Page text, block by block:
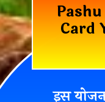
Card
इस